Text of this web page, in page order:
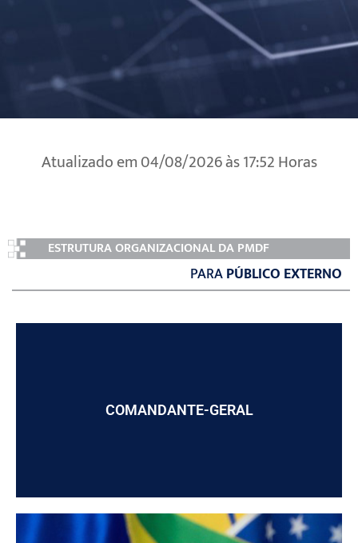
Atualizado em 04/08/2026 às 17:52 Horas
ESTRUTURA ORGANIZACIONAL DA PMDF
PARAPÚBLICO EXTERNO
COMANDANTE-GERAL